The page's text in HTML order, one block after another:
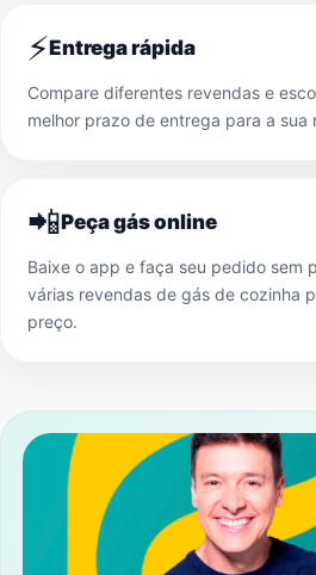
⚡Entrega rápida
Compare diferentes revendas e
melhor prazo de entrega para a sua
📲Peça gás online
Baixe o app e faça seu pedido sem
várias revendas de gás de cozinha
preço.